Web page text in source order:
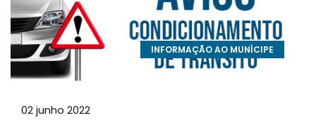
INFORMAÇÃO AO MUNÍCIPE
02 junho 2022